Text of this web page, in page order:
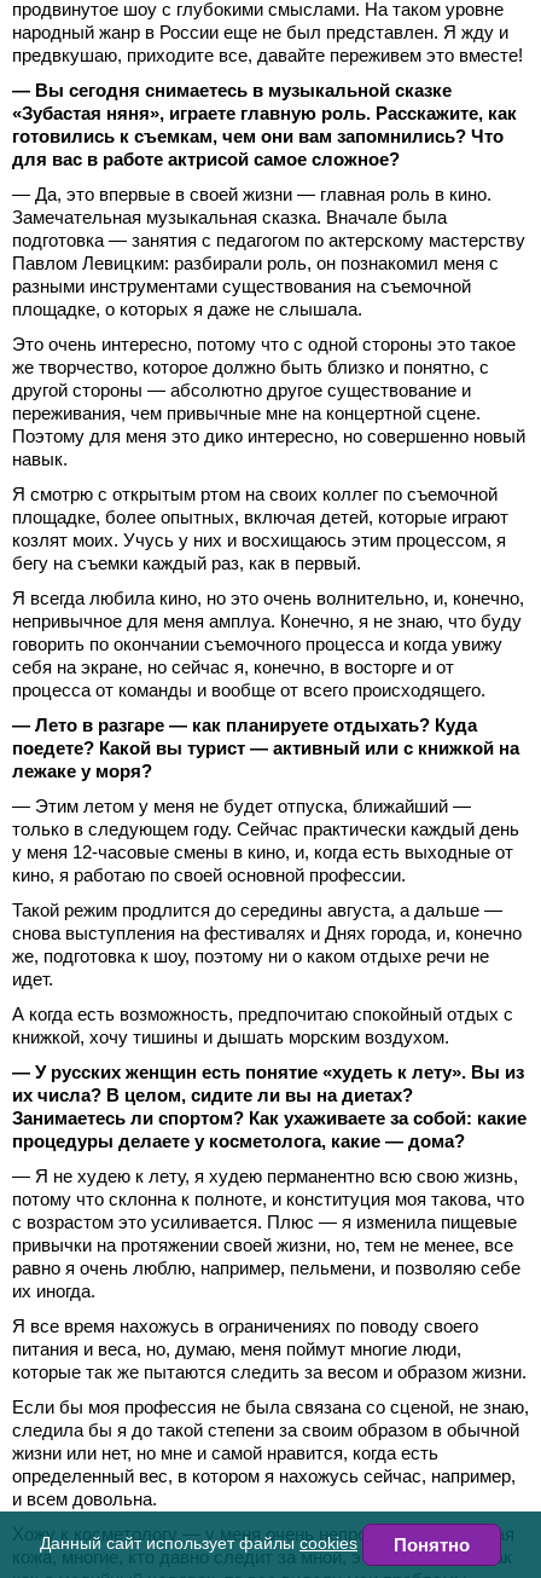
продвинутое шоу с глубокими смыслами. На таком уровне
народный жанр в России еще не был представлен. Я жду и
предвкушаю, приходите все, давайте переживем это вместе!
— Вы сегодня снимаетесь в музыкальной сказке
«Зубастая няня», играете главную роль. Расскажите, как
готовились к съемкам, чем они вам запомнились? Что
для вас в работе актрисой самое сложное?
— Да, это впервые в своей жизни — главная роль в кино.
Замечательная музыкальная сказка. Вначале была
подготовка — занятия с педагогом по актерскому мастерству
Павлом Левицким: разбирали роль, он познакомил меня с
разными инструментами существования на съемочной
площадке, о которых я даже не слышала.
Это очень интересно, потому что с одной стороны это такое
же творчество, которое должно быть близко и понятно, с
другой стороны — абсолютно другое существование и
переживания, чем привычные мне на концертной сцене.
Поэтому для меня это дико интересно, но совершенно новый
навык.
Я смотрю с открытым ртом на своих коллег по съемочной
площадке, более опытных, включая детей, которые играют
козлят моих. Учусь у них и восхищаюсь этим процессом, я
бегу на съемки каждый раз, как в первый.
Я всегда любила кино, но это очень волнительно, и, конечно,
непривычное для меня амплуа. Конечно, я не знаю, что буду
говорить по окончании съемочного процесса и когда увижу
себя на экране, но сейчас я, конечно, в восторге и от
процесса от команды и вообще от всего происходящего.
— Лето в разгаре — как планируете отдыхать? Куда
поедете? Какой вы турист — активный или с книжкой на
лежаке у моря?
— Этим летом у меня не будет отпуска, ближайший —
только в следующем году. Сейчас практически каждый день
у меня 12-часовые смены в кино, и, когда есть выходные от
кино, я работаю по своей основной профессии.
Такой режим продлится до середины августа, а дальше —
снова выступления на фестивалях и Днях города, и, конечно
же, подготовка к шоу, поэтому ни о каком отдыхе речи не
идет.
А когда есть возможность, предпочитаю спокойный отдых с
книжкой, хочу тишины и дышать морским воздухом.
— У русских женщин есть понятие «худеть к лету». Вы из
их числа? В целом, сидите ли вы на диетах?
Занимаетесь ли спортом? Как ухаживаете за собой: какие
процедуры делаете у косметолога, какие — дома?
— Я не худею к лету, я худею перманентно всю свою жизнь,
потому что склонна к полноте, и конституция моя такова, что
с возрастом это усиливается. Плюс — я изменила пищевые
привычки на протяжении своей жизни, но, тем не менее, все
равно я очень люблю, например, пельмени, и позволяю себе
их иногда.
Я все время нахожусь в ограничениях по поводу своего
питания и веса, но, думаю, меня поймут многие люди,
которые так же пытаются следить за весом и образом жизни.
Если бы моя профессия не была связана со сценой, не знаю,
следила бы я до такой степени за своим образом в обычной
жизни или нет, но мне и самой нравится, когда есть
определенный вес, в котором я нахожусь сейчас, например,
и всем довольна.
Хожу к косметологу — у меня очень непростая, проблемная
кожа, многие, кто давно следит за мной, это тоже знают, так
Данный сайт использует файлыcookies Понятно